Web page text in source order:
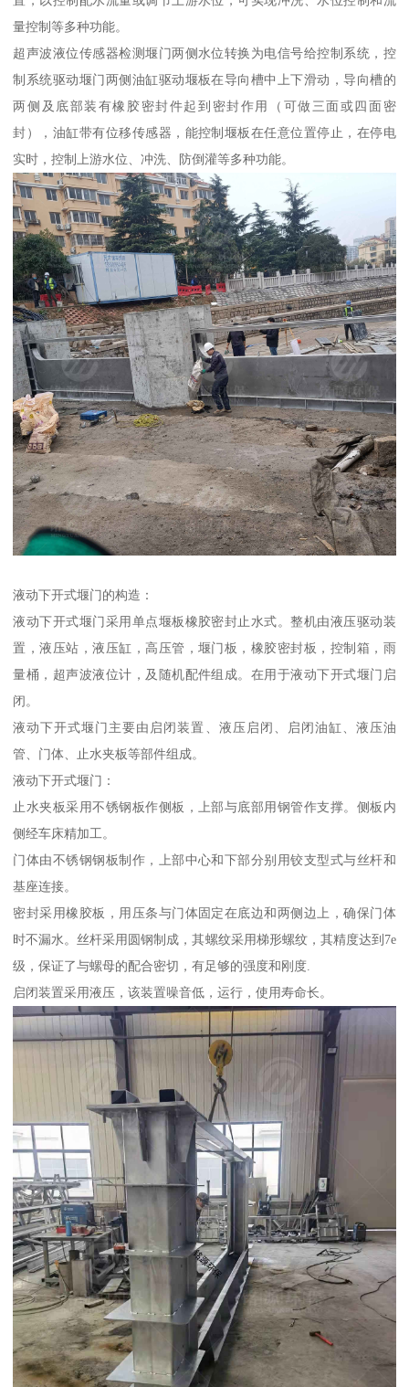
量控制等多种功能。
超声波液位传感器检测堰门两侧水位转换为电信号给控制系统，控
制系统驱动堰门两侧油缸驱动堰板在导向槽中上下滑动，导向槽的
两侧及底部装有橡胶密封件起到密封作用（可做三面或四面密
封），油缸带有位移传感器，能控制堰板在任意位置停止，在停电
实时，控制上游水位、冲洗、防倒灌等多种功能。
液动下开式堰门的构造：
液动下开式堰门采用单点堰板橡胶密封止水式。整机由液压驱动装
置，液压站，液压缸，高压管，堰门板，橡胶密封板，控制箱，雨
量桶，超声波液位计，及随机配件组成。在用于液动下开式堰门启
闭。
液动下开式堰门主要由启闭装置、液压启闭、启闭油缸、液压油
管、门体、止水夹板等部件组成。
液动下开式堰门：
止水夹板采用不锈钢板作侧板，上部与底部用钢管作支撑。侧板内
侧经车床精加工。
门体由不锈钢钢板制作，上部中心和下部分别用铰支型式与丝杆和
基座连接。
密封采用橡胶板，用压条与门体固定在底边和两侧边上，确保门体
时不漏水。丝杆采用圆钢制成，其螺纹采用梯形螺纹，其精度达到7e
级，保证了与螺母的配合密切，有足够的强度和刚度.
启闭装置采用液压，该装置噪音低，运行，使用寿命长。